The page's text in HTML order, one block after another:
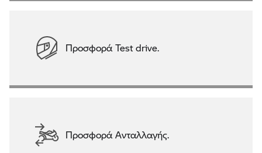
Προσφορά Test drive.
Προσφορά Ανταλλαγής.